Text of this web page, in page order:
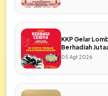
KKP Gelar
Berhadiah
05 Agt 2026